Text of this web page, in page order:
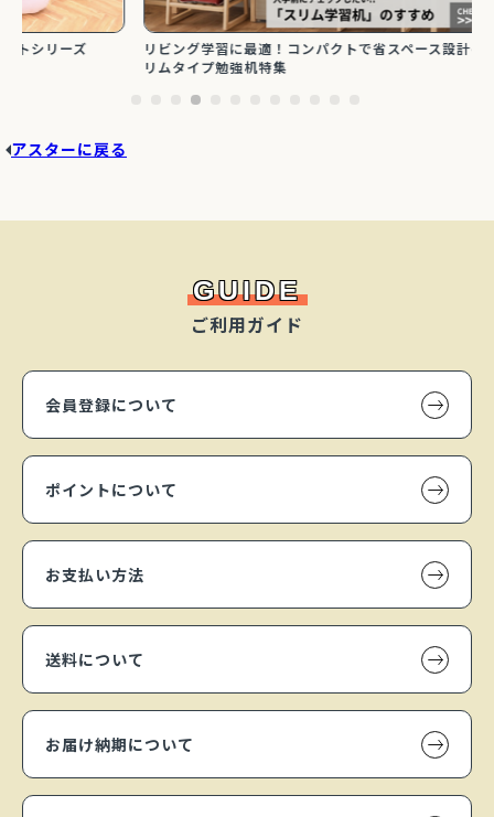
リビング学習に最適！コンパクトで省スペース設計のス
リムタイプ勉強机特集
【人気
アスターに戻る
GUIDE
ご利用ガイド
会員登録について
ポイントについて
お支払い方法
送料について
お届け納期について